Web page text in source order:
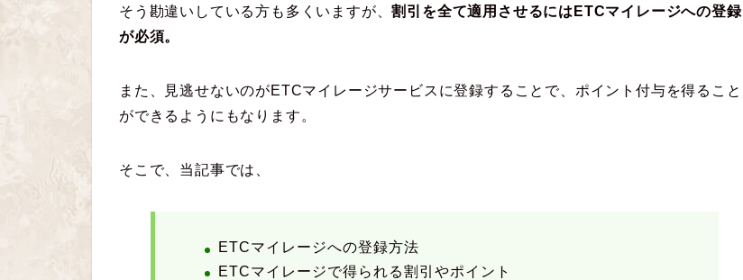
そう勘違いしている方も多くいますが、割引を全て適用させるにはETCマイレージへの登録
が必須。
また、見逃せないのがETCマイレージサービスに登録することで、ポイント付与を得ること
ができるようにもなります。
そこで、当記事では、
ETCマイレージへの登録方法
ETCマイレージで得られる割引やポイント